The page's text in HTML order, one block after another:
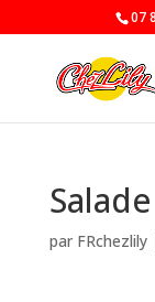
07
par FRchezlily